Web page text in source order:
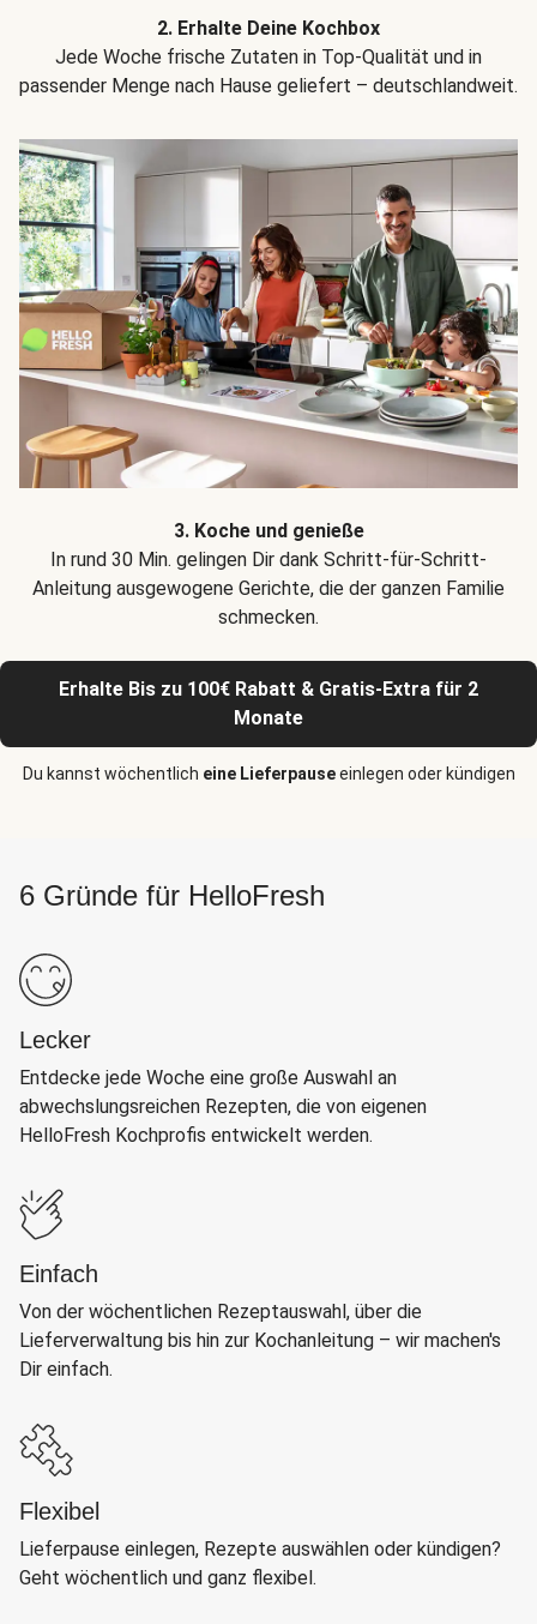
2. Erhalte Deine Kochbox
Jede Woche frische Zutaten in Top-Qualität und in
passender Menge nach Hause geliefert – deutschlandweit.
3. Koche und genieße
In rund 30 Min. gelingen Dir dank Schritt-für-Schritt-
Anleitung ausgewogene Gerichte, die der ganzen Familie
schmecken.
Erhalte Bis zu 100€ Rabatt & Gratis-Extra für 2
Monate
Du kannst wöchentlich eine Lieferpauseeinlegen oder kündigen
6 Gründe für HelloFresh
Lecker
Entdecke jede Woche eine große Auswahl an
abwechslungsreichen Rezepten, die von eigenen
HelloFresh Kochprofis entwickelt werden.
Einfach
Von der wöchentlichen Rezeptauswahl, über die
Lieferverwaltung bis hin zur Kochanleitung – wir machen's
Dir einfach.
Flexibel
Lieferpause einlegen, Rezepte auswählen oder kündigen?
Geht wöchentlich und ganz flexibel.